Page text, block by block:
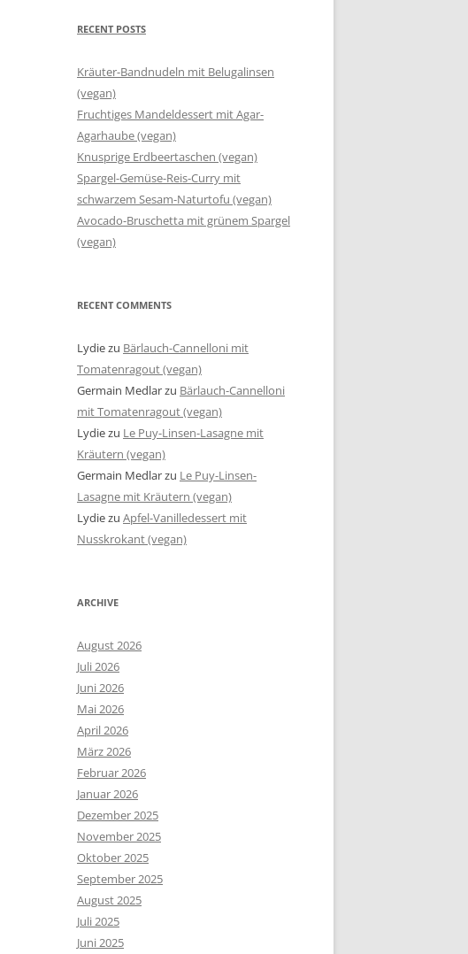
RECENT POSTS
Kräuter-Bandnudeln mit Belugalinsen
(vegan)
Fruchtiges Mandeldessert mit Agar-
Agarhaube (vegan)
Knusprige Erdbeertaschen (vegan)
Spargel-Gemüse-Reis-Curry mit
schwarzem Sesam-Naturtofu (vegan)
Avocado-Bruschetta mit grünem Spargel
(vegan)
RECENT COMMENTS
Lydiezu Bärlauch-Cannelloni mit
Tomatenragout (vegan)
Germain Medlarzu Bärlauch-Cannelloni
mit Tomatenragout (vegan)
Lydiezu Le Puy-Linsen-Lasagne mit
Kräutern (vegan)
Germain Medlarzu Le Puy-Linsen-
Lasagne mit Kräutern (vegan)
Lydiezu Apfel-Vanilledessert mit
Nusskrokant (vegan)
ARCHIVE
August 2026
Juli 2026
Juni 2026
Mai 2026
April 2026
März 2026
Februar 2026
Januar 2026
Dezember 2025
November 2025
Oktober 2025
September 2025
August 2025
Juli 2025
Juni 2025